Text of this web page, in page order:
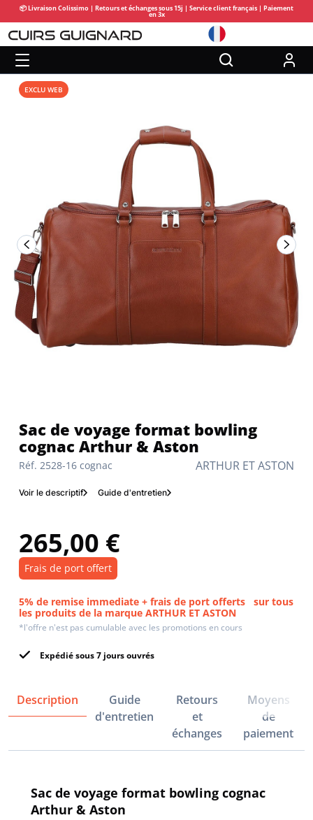
📦 Livraison Colissimo | Retours et échanges sous 15j | Service client français | Paiement
en 3x
ARTHUR ET ASTON
Réf. 2528-16 cognac
Sac de voyage format bowling
cognac Arthur & Aston
Voir le descriptif Guide d'entretien
265,00 €
Frais de port offert
5% de remise immediate + frais de port offerts sur tous
les produits de la marque ARTHUR ET ASTON
*l'offre n'est pas cumulable avec les promotions en cours
Expédié sous 7 jours ouvrés
EXCLU WEB
Description
Guide
d'entretien
Retours
et
échanges
Moyens
de
paiement
Sac de voyage format bowling cognac
Arthur & Aston